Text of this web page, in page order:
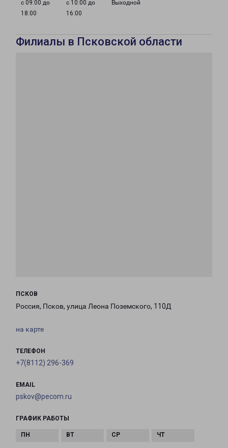
с 09:00 до
18:00
с 10:00 до
16:00
Выходной
Филиалы в Псковской области
ПСКОВ
Россия, Псков, улица Леона Поземского, 110Д
на карте
ТЕЛЕФОН
+7(8112) 296-369
EMAIL
pskov@pecom.ru
ГРАФИК РАБОТЫ